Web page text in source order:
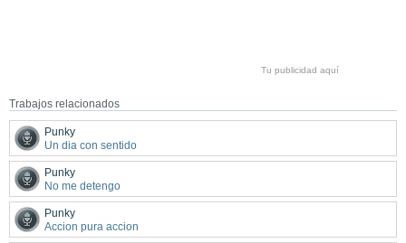
Tu publicidad aquí
Trabajos relacionados
Punky
Un dia con sentido
Punky
No me detengo
Punky
Accion pura accion